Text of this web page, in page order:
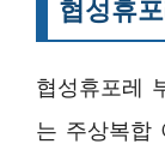
협성휴
협성휴포레
는 주상복합